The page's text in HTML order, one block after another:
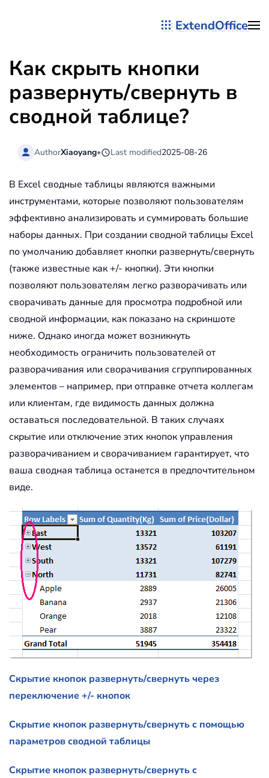
ExtendOffice
Как скрыть кнопки
развернуть/свернуть в
сводной таблице?
AuthorXiaoyang• Last modified2025-08-26
В Excel сводные таблицы являются важными
инструментами, которые позволяют пользователям
эффективно анализировать и суммировать большие
наборы данных. При создании сводной таблицы Excel
по умолчанию добавляет кнопки развернуть/свернуть
(также известные как +/- кнопки). Эти кнопки
позволяют пользователям легко разворачивать или
сворачивать данные для просмотра подробной или
сводной информации, как показано на скриншоте
ниже. Однако иногда может возникнуть
необходимость ограничить пользователей от
разворачивания или сворачивания сгруппированных
элементов – например, при отправке отчета коллегам
или клиентам, где видимость данных должна
оставаться последовательной. В таких случаях
скрытие или отключение этих кнопок управления
разворачиванием и сворачиванием гарантирует, что
ваша сводная таблица останется в предпочтительном
виде.
Скрытие кнопок развернуть/свернуть через
переключение +/- кнопок
Скрытие кнопок развернуть/свернуть с помощью
параметров сводной таблицы
Скрытие кнопок развернуть/свернуть с